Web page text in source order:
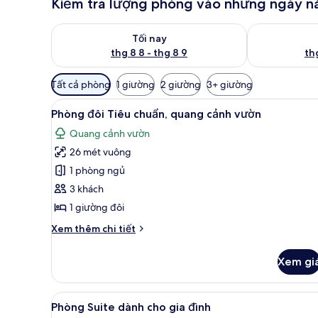
Tối nay
thg 8 8 - thg 8 9
Kiểm tra lượng phòng tối nay từ thg 8 8 - thg 8 9
Kiểm tra
Bộ
lọc
có
thể
dùng
để
lọc
tìm
Tất cả phòng 1 giường 2 giường 3+ giường
Xem
tất
cả
ảnh
Phòng
đôi
Tiêu
quang
Minibar, két bảo mật tại
10
Phòng đôi Tiêu chuẩn, quang cảnh vườn
Quang cảnh vườn
26 mét vuông
1 phòng ngủ
3 khách
1 giường đôi
Xem thêm chi tiết
Chi
Phòng
đôi
Tiêu
Xem
Xem
Phòng Suite dành cho gia
10
Phòng Suite dành cho gia đình